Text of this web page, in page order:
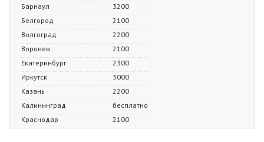
Барнаул
3200
Белгород
2100
Волгоград
2200
Воронеж
2100
Екатеринбург
2300
Иркутск
3000
Казань
2200
Калининград
бесплатно
Краснодар
2100